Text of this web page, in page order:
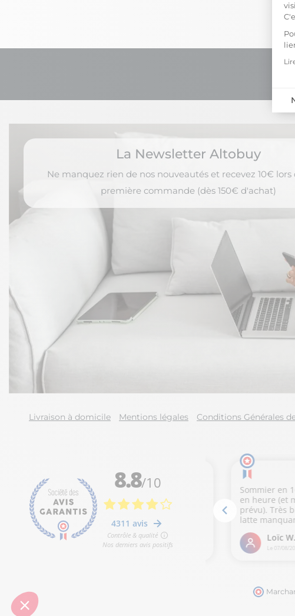
La Newsletter Altobuy
Ne manquez rien de nos nouveautés et recevez 10€ lors
première commande (dès 150€ d'achat)
Livraison à domicile Mentions légales Conditions Générales